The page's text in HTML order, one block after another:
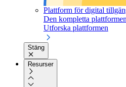
Plattform för digital
Den kompletta
Utforska plattformen
Stäng
Resurser